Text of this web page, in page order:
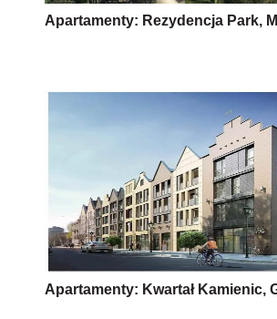
Apartamenty: Rezydencja Park,
Apartamenty: Kwartał Kamienic,